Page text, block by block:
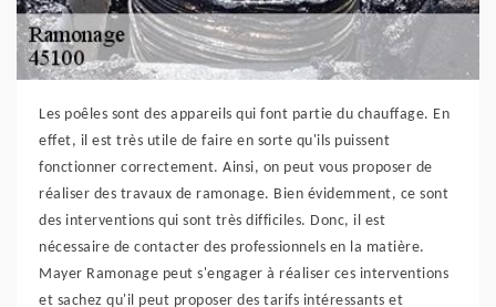
Les poêles sont des appareils qui font partie du chauffage. En
effet, il est très utile de faire en sorte qu'ils puissent
fonctionner correctement. Ainsi, on peut vous proposer de
réaliser des travaux de ramonage. Bien évidemment, ce sont
des interventions qui sont très difficiles. Donc, il est
nécessaire de contacter des professionnels en la matière.
Mayer Ramonage peut s'engager à réaliser ces interventions
et sachez qu'il peut proposer des tarifs intéressants et